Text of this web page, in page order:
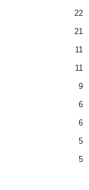
22
21
11
11
9
6
6
5
5